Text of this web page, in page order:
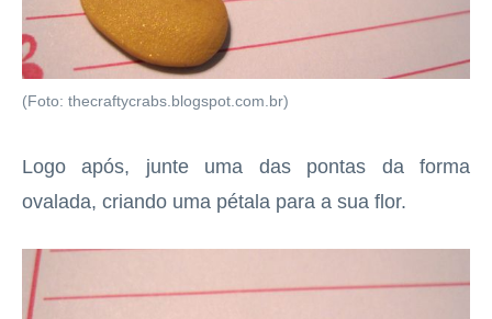
(Foto: thecraftycrabs.blogspot.com.br)
Logo após, junte uma das pontas da forma
ovalada, criando uma pétala para a sua flor.